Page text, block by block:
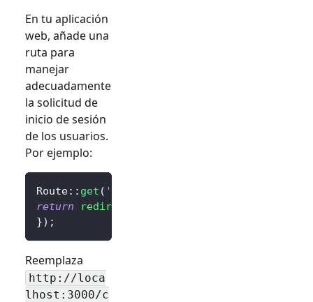
En tu aplicación
web, añade una
ruta para
manejar
adecuadamente
la solicitud de
inicio de sesión
de los usuarios.
Por ejemplo:
Route:: get ( '/sign-in'
return
redirect
}) ;
Reemplaza
http://loca
lhost:3000/c